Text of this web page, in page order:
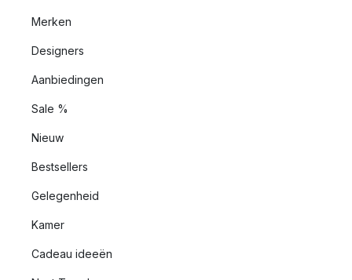
Merken
Designers
Aanbiedingen
Sale %
Nieuw
Bestsellers
Gelegenheid
Kamer
Cadeau ideeën